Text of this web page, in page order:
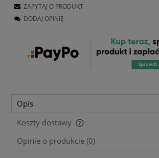
ZAPYTAJ O PRODUKT
DODAJ OPINIĘ
Opis
Koszty dostawy
Cena nie zawiera ewentualnych kosztów
Opinie o produkcie (0)